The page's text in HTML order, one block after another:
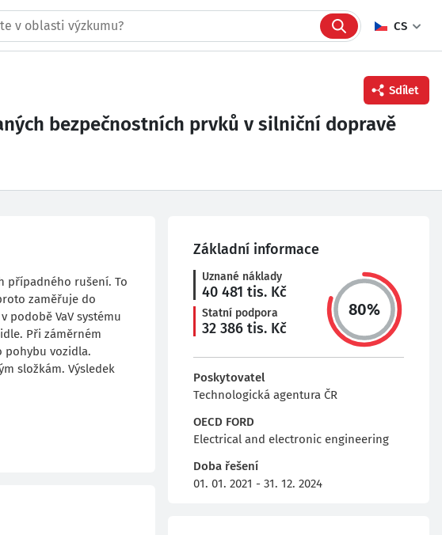
CS
Twitter
Sdílet
bezpečnostních prvků v silniční dopravě
případného rušení. To
zaměřuje do
podobě VaV systému
Při záměrném
pohybu vozidla.
složkám. Výsledek
Základní informace
Uznané náklady
40 481 tis. Kč
Statní podpora
32 386 tis. Kč
80%
Poskytovatel
Technologická agentura ČR
OECD FORD
Electrical and electronic engineering
Doba řešení
01. 01. 2021 - 31. 12. 2024